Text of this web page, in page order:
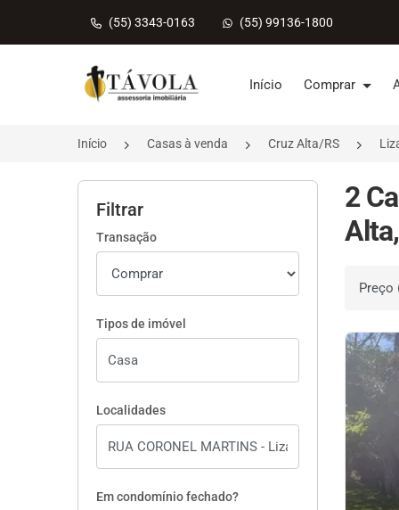
(55) 3343-0163 (55) 99136-1800
Página inicial
Início Comprar
Início Casas à venda Cruz Alta/RS
Filtrar
Transação
Tipos de imóvel
Localidades
Em condomínio fechado?
2
Ordenar